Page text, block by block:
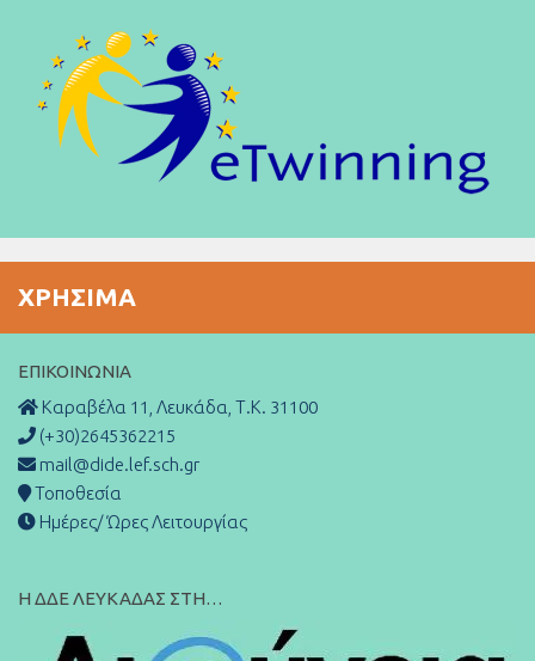
ΧΡΉΣΙΜΑ
ΕΠΙΚΟΙΝΩΝΊΑ
Καραβέλα 11, Λευκάδα, Τ.Κ. 31100
(+30)2645362215
mail@dide.lef.sch.gr
Τοποθεσία
Ημέρες/ Ώρες Λειτουργίας
Η ΔΔΕ ΛΕΥΚΑΔΑΣ ΣΤΗ…